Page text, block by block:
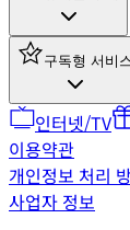
구독형 서비
인터넷/TV
이용약관
개인정보 처리
사업자 정보